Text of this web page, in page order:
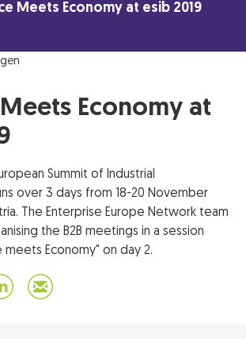
Meets Economy at esib 2019
Economy at
Summit of Industrial
over 3 days from 18-20 November
The Enterprise Europe Network team
the B2B meetings in a session
Economy" on day 2.